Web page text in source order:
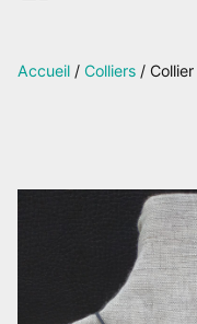
Facebook
Accueil / Colliers /